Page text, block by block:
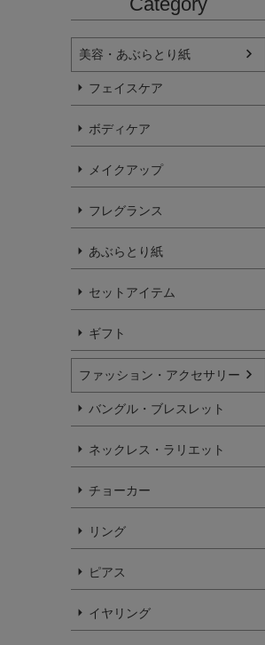
美容・あぶらとり紙
フェイスケア
ボディケア
メイクアップ
フレグランス
あぶらとり紙
セットアイテム
ギフト
ファッション・アクセサリー
バングル・ブレスレット
ネックレス・ラリエット
チョーカー
リング
ピアス
イヤリング